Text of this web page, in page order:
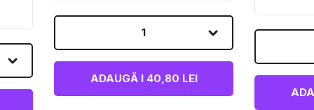
1
ADAUGĂ I 40,80 LEI